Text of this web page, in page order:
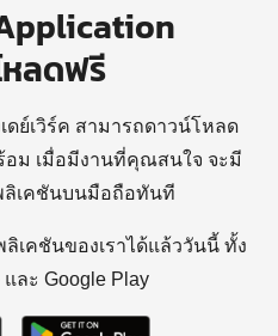
ลดฟรี
ย์เวิร์ค สามารถดาวน์โหลด
อม เมื่อมีงานที่คุณสนใจ จะมี
ลิเคชันบนมือถือทันที
ลิเคชันของเราได้แล้ววันนี้ ทั้ง
ละ Google Play